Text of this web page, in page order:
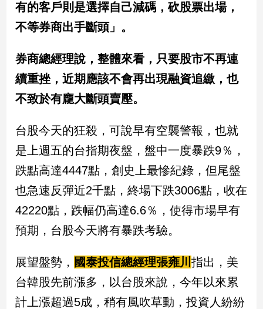
生
活
建
築/
室
內
計
遊/
美
食
星
座/
理
費
健
康/
親
有的客戶則是選擇自己減碼，砍股票出場，
不等券商出手斷頭」。
券商總經理說，整體來看，只要股市不再連
續重挫，近期應該不會再出現融資追繳，也
不致於有龐大斷頭賣壓。
台股今天的狂殺，可說早有空襲警報，也就
是上週五的台指期夜盤，盤中一度暴跌9％，
跌點高達4447點，創史上最慘紀錄，但尾盤
也急速反彈近2千點，終場下跌3006點，收在
42220點，跌幅仍高達6.6％，使得市場早有
預期，台股今天將有暴跌考驗。
展望盤勢 ， 國泰投信總經理張雍川指出，美
台韓股先前漲多，以台股來說，今年以來累
計上漲超過5成，稍有風吹草動，投資人紛紛